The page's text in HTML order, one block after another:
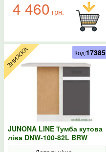
4 460 грн.
JUNONA LINE Тумба кутова
ліва DNW-100-82L BRW
Польща колір-сірий
Код:17385